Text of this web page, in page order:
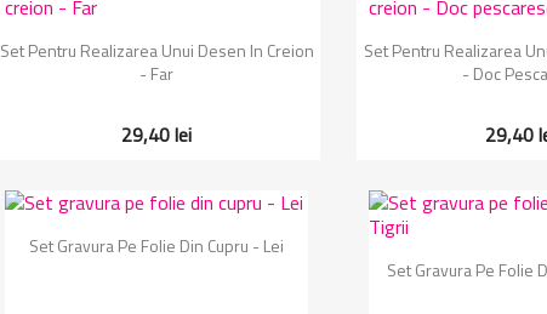
Vizualizare rapida
Set Pentru Realizarea Unui Desen In Creion
- Far
29,40 lei

Set Pentru Realizarea
- Doc
29,40
Vizualizare rapida
Set Gravura Pe Folie Din Cupru - Lei

Set Gravura Pe Folie